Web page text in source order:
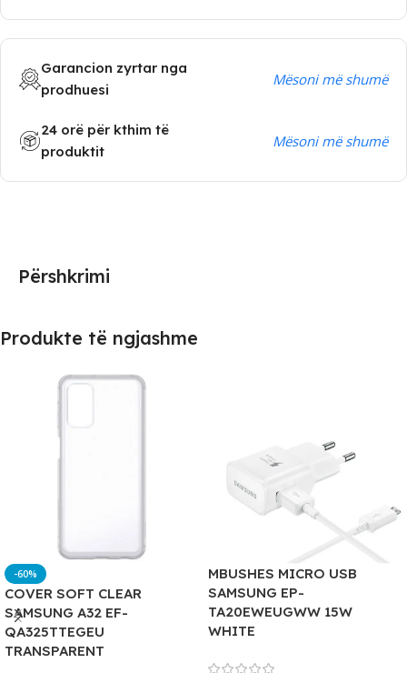
Garancion zyrtar nga
prodhuesi
Mësoni më shumë
24 orë për kthim të
produktit
Mësoni më shumë
Përshkrimi
Produkte të ngjashme
-60%
COVER SOFT CLEAR
SAMSUNG A32 EF-
QA325TTEGEU
TRANSPARENT
MBUSHES MICRO USB
SAMSUNG EP-
TA20EWEUGWW 15W
WHITE